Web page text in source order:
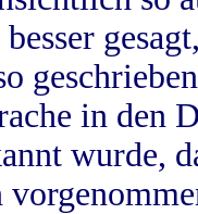
in
wurde,